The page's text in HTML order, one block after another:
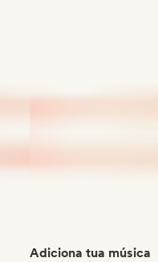
Adiciona tua música